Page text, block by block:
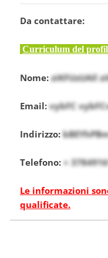
Da contattare:
Curriculum del
Nome:ziKFUzUAIl
Email:vybFC
Indirizzo:
Telefono: +
Le informazioni
qualificate.